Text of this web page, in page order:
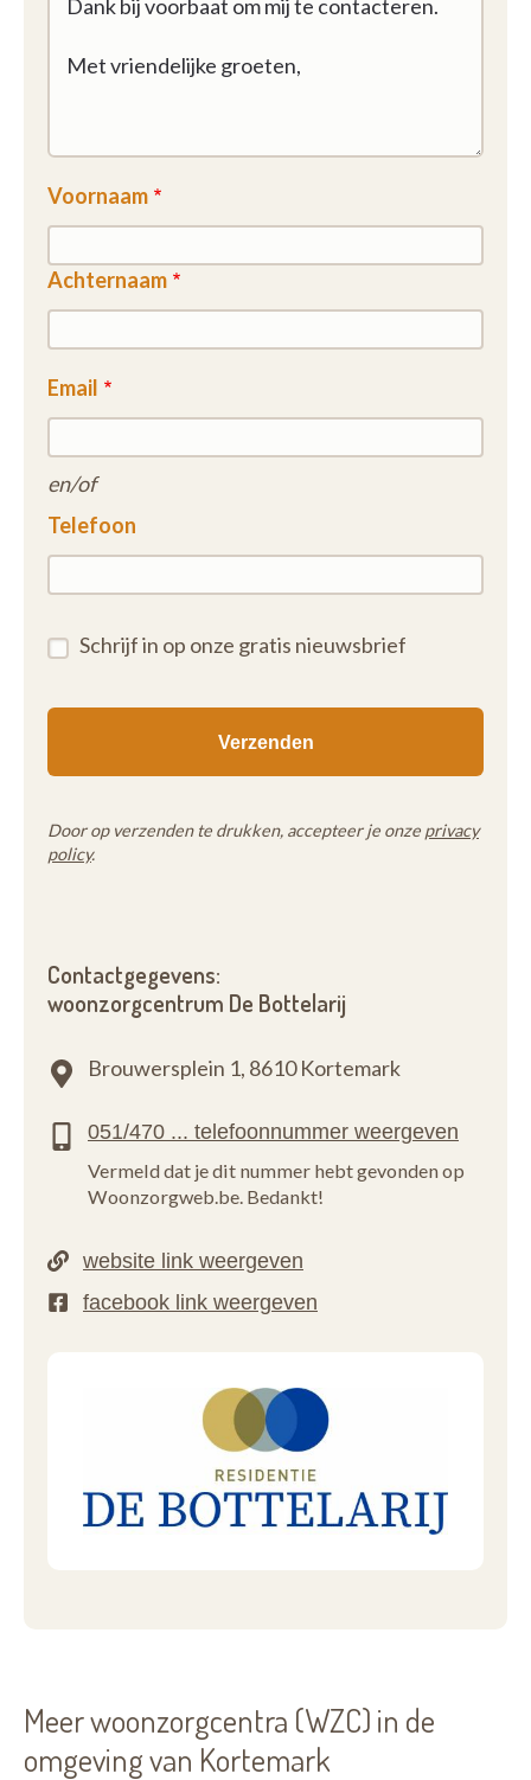
Voornaam
Achternaam
Email
en/of
Telefoon
Schrijf in op onze gratis nieuwsbrief
Door op verzenden te drukken, accepteer je onze privacy
policy.
Contactgegevens:
woonzorgcentrum De Bottelarij
Brouwersplein 1, 8610 Kortemark
Vermeld dat je dit nummer hebt gevonden op
Woonzorgweb.be. Bedankt!
Meer woonzorgcentra (WZC) in de
omgeving van Kortemark